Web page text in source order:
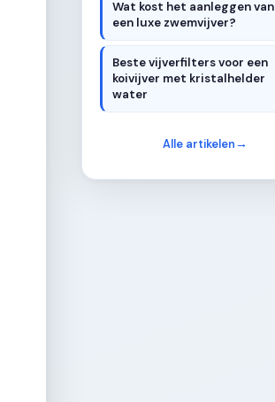
Wat kost het aanleggen van
een luxe zwemvijver?
Beste vijverfilters voor een
koivijver met kristalhelder
water
Alle artikelen